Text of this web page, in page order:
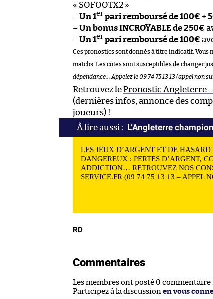
« SOFOOTX2 »
–Un 1er pari remboursé de 100€ +
–Un bonus INCROYABLE de 250€
–Un 1er pari remboursé de 100€
Ces pronostics sont donnés à titre indicatif. Vous
matchs. Les cotes sont susceptibles de changer
dépendance… Appelez le 09 74 75 13 13 (appel non
Retrouvez lePronostic Angleterre
(dernières infos, annonce des
joueurs) !
L’Angleterre
LES JEUX D’ARGENT ET DE
DANGEREUX : PERTES D’ARGENT,
ADDICTION… RETROUVEZ NOS
SERVICE.FR (09 74 75 13 13 – APPEL
RD
Commentaires
Les membres ont posté 0
Participez à la discussion en vous